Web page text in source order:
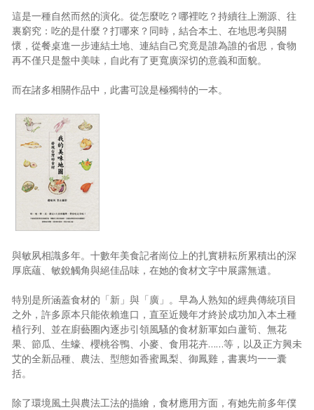
這是一種自然而然的演化。從怎麼吃？哪裡吃？持續往上溯源、往
裏窮究：吃的是什麼？打哪來？同時，結合本土、在地思考與關
懷，從餐桌進一步連結土地、連結自己究竟是誰為誰的省思，食物
再不僅只是盤中美味，自此有了更寬廣深切的意義和面貌。
而在諸多相關作品中，此書可說是極獨特的一本。
與敏夙相識多年。十數年美食記者崗位上的扎實耕耘所累積出的深
厚底蘊、敏銳觸角與絕佳品味，在她的食材文字中展露無遺。
特別是所涵蓋食材的「新」與「廣」。早為人熟知的經典傳統項目
之外，許多原本只能依賴進口，直至近幾年才終於成功加入本土種
植行列、並在廚藝圈內逐步引領風騷的食材新軍如白蘆筍、無花
果、節瓜、生蠔、櫻桃谷鴨、小麥、食用花卉……等，以及正方興未
艾的全新品種、農法、型態如香蜜鳳梨、御鳳雞，書裏均一一囊
括。
除了環境風土與農法工法的描繪，食材應用方面，有她先前多年僕